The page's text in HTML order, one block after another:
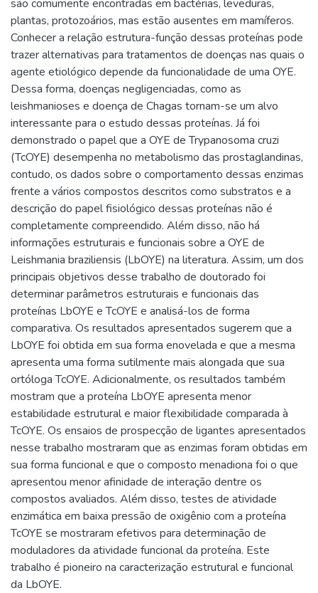
são comumente encontradas em bactérias, leveduras,
plantas, protozoários, mas estão ausentes em mamíferos.
Conhecer a relação estrutura-função dessas proteínas pode
trazer alternativas para tratamentos de doenças nas quais o
agente etiológico depende da funcionalidade de uma OYE.
Dessa forma, doenças negligenciadas, como as
leishmanioses e doença de Chagas tornam-se um alvo
interessante para o estudo dessas proteínas. Já foi
demonstrado o papel que a OYE de Trypanosoma cruzi
(TcOYE) desempenha no metabolismo das prostaglandinas,
contudo, os dados sobre o comportamento dessas enzimas
frente a vários compostos descritos como substratos e a
descrição do papel fisiológico dessas proteínas não é
completamente compreendido. Além disso, não há
informações estruturais e funcionais sobre a OYE de
Leishmania braziliensis (LbOYE) na literatura. Assim, um dos
principais objetivos desse trabalho de doutorado foi
determinar parâmetros estruturais e funcionais das
proteínas LbOYE e TcOYE e analisá-los de forma
comparativa. Os resultados apresentados sugerem que a
LbOYE foi obtida em sua forma enovelada e que a mesma
apresenta uma forma sutilmente mais alongada que sua
ortóloga TcOYE. Adicionalmente, os resultados também
mostram que a proteína LbOYE apresenta menor
estabilidade estrutural e maior flexibilidade comparada à
TcOYE. Os ensaios de prospecção de ligantes apresentados
nesse trabalho mostraram que as enzimas foram obtidas em
sua forma funcional e que o composto menadiona foi o que
apresentou menor afinidade de interação dentre os
compostos avaliados. Além disso, testes de atividade
enzimática em baixa pressão de oxigênio com a proteína
TcOYE se mostraram efetivos para determinação de
moduladores da atividade funcional da proteína. Este
trabalho é pioneiro na caracterização estrutural e funcional
da LbOYE.